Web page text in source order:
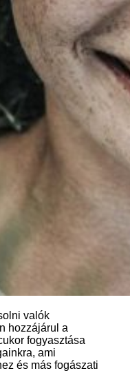
valók
hozzájárul a
fogyasztása
ami
és más fogászati